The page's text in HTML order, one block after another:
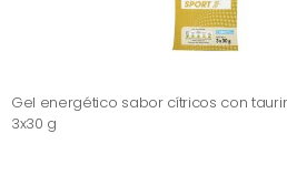
Gel energético sabor cítricos con
3x30 g